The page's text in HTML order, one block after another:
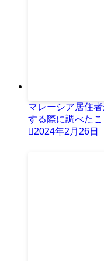
マレーシア居住
する際に調べた
2024年2月26日